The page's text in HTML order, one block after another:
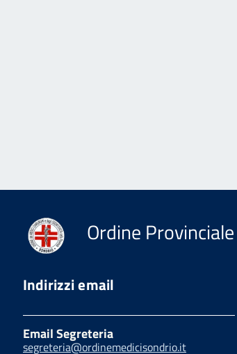
Ordine
Indirizzi email
Email Segreteria
segreteria@ordinemedicisondrio.it